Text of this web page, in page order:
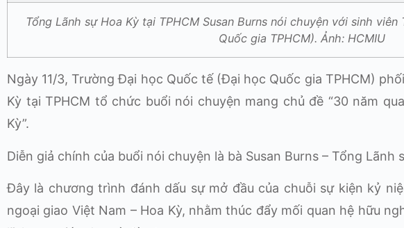
Tổng Lãnh sự Hoa Kỳ tại TPHCM Susan Burns nói chuyện với sinh
Quốc gia TPHCM). Ảnh: HCMIU
Ngày 11/3, Trường Đại học Quốc tế (Đại học Quốc gia TPHCM)
Kỳ tại TPHCM tổ chức buổi nói chuyện mang chủ đề “30 năm
Kỳ”.
Diễn giả chính của buổi nói chuyện là bà Susan Burns – Tổng Lãnh
Đây là chương trình đánh dấu sự mở đầu của chuỗi sự kiện kỷ
ngoại giao Việt Nam – Hoa Kỳ, nhằm thúc đẩy mối quan hệ hữu